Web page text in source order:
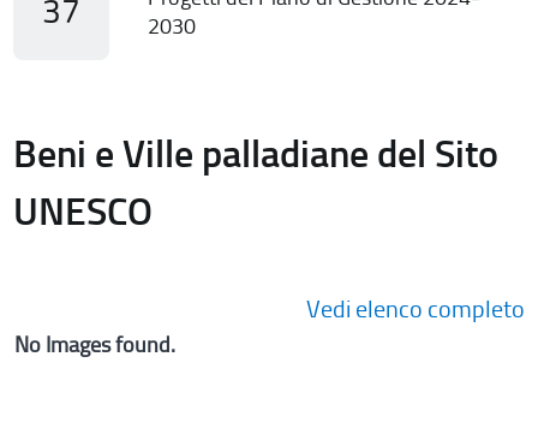
37
2030
Beni e Ville palladiane del Sito
UNESCO
Vedi elenco completo
No Images found.